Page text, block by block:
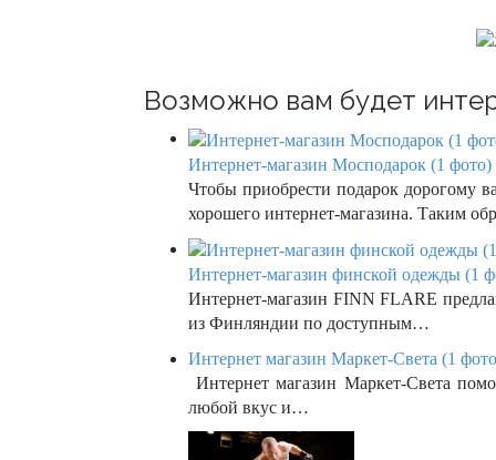
o
Возможно вам будет
Интернет-магазин Мосподарок (1 фото)
Чтобы приобрести подарок дорогому
хорошего интернет-магазина. Таким
Интернет-магазин финской одежды (1
Интернет-магазин FINN FLARE
из Финляндии по доступным…
Интернет магазин Маркет-Света (1
Интернет магазин Маркет-Света
любой вкус и…